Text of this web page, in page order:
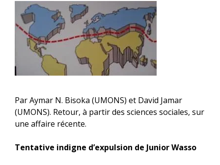
Par Aymar N. Bisoka (UMONS) et David Jamar
(UMONS). Retour, à partir des sciences sociales, sur
une affaire récente.
Tentative indigne d’expulsion de Junior Wasso